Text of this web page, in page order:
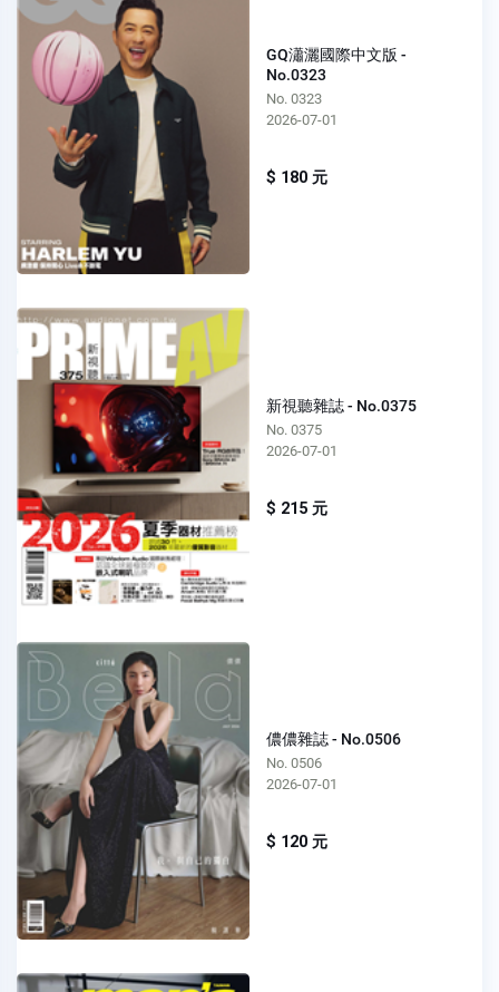
GQ瀟灑國際中文版 -
No.0323
No. 0323
2026-07-01
$ 180 元
新視聽雜誌 - No.0375
No. 0375
2026-07-01
$ 215 元
儂儂雜誌 - No.0506
No. 0506
2026-07-01
$ 120 元